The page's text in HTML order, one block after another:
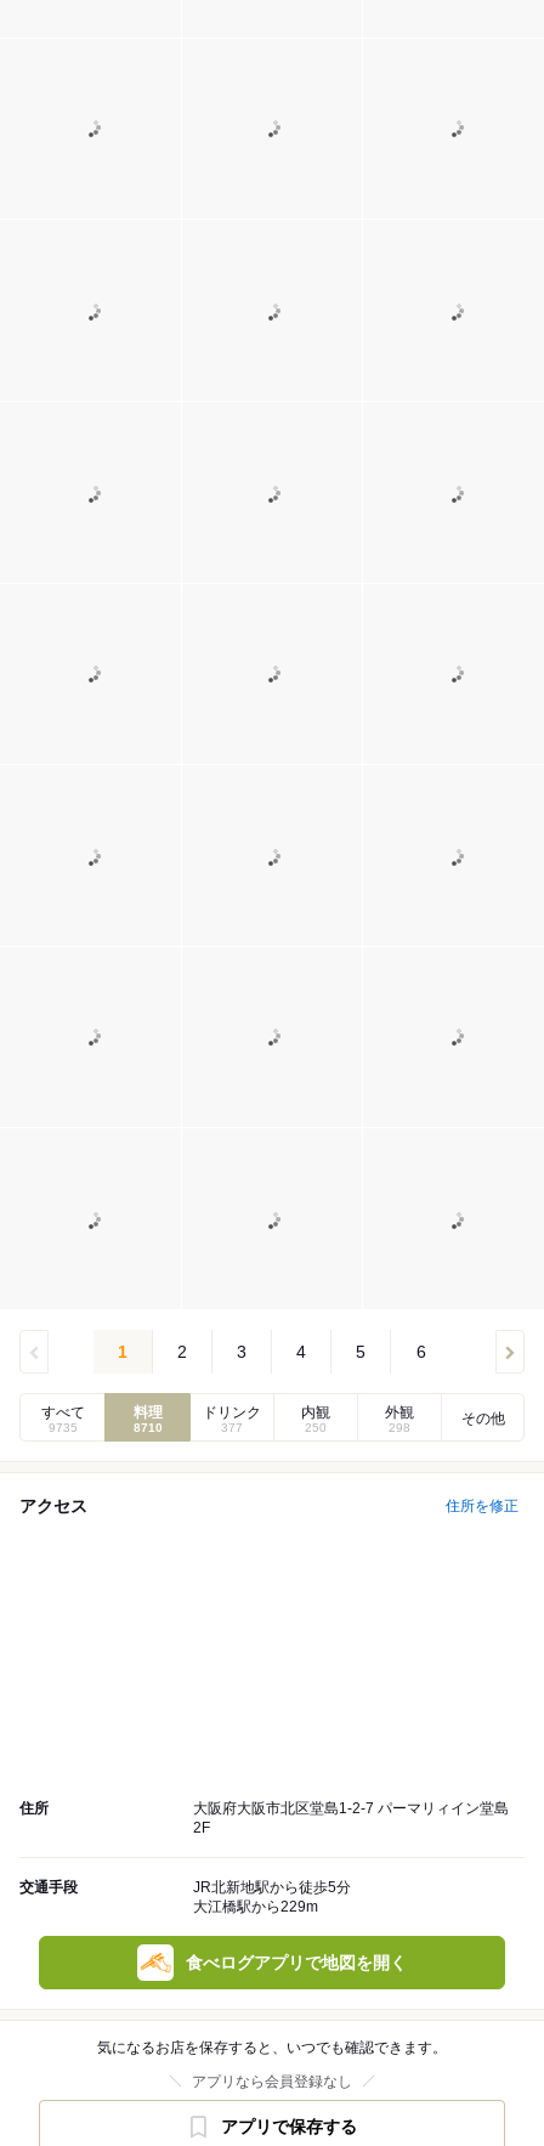
1 2 3 4 5 6
すべて
9735
料理
8710
ドリンク
377
内観
250
外観
298
その他
アクセス 住所を修正
住所
大阪府大阪市北区堂島1-2-7 パーマリィイン堂島
2F
交通手段
JR北新地駅から徒歩5分
大江橋駅から229m
食べログアプリで地図を開く
気になるお店を保存すると、いつでも確認できます。
アプリなら会員登録なし
アプリで保存する